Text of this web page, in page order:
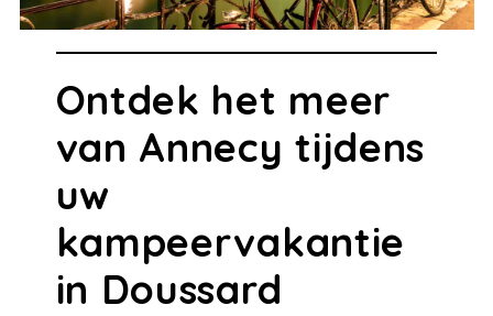
Ontdek het meer
van Annecy tijdens
uw
kampeervakantie
in Doussard